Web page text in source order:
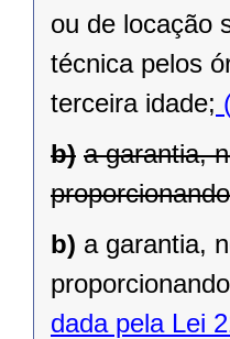
ou de locação
técnica pelos
terceira idade;
b) a garantia,
b) a garantia,
dada pela Lei